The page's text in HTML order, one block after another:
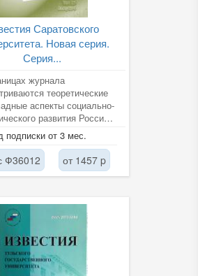
Саратовского
Новая серия.
Серия...
журнала
теоретические
аспекты социально-
развития России
вопросы
подписки от 3 мес.
Ф36012 от 1457 p